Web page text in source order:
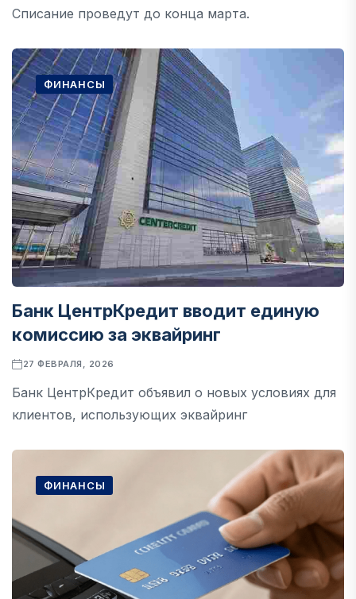
Списание проведут до конца марта.
ФИНАНСЫ
Банк ЦентрКредит вводит единую
комиссию за эквайринг
27 ФЕВРАЛЯ, 2026
Банк ЦентрКредит объявил о новых условиях для
клиентов, использующих эквайринг
ФИНАНСЫ